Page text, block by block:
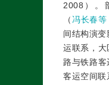
2008）。
（ 冯长春
间结构演变
运联系，大
路与铁路客
客运空间联